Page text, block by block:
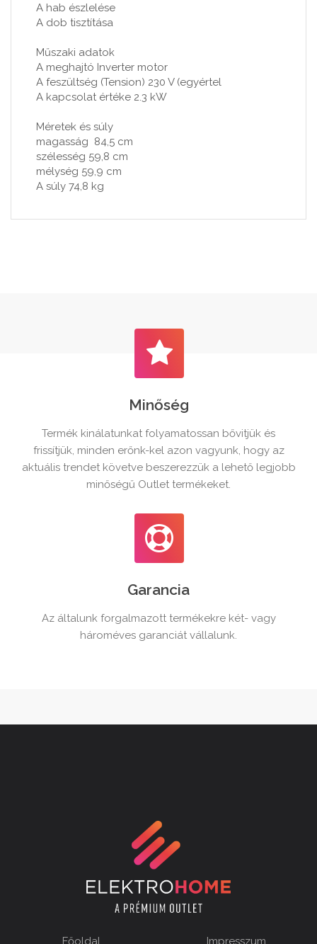
A hab észlelése
A dob tisztítása
Műszaki adatok
A meghajtó Inverter motor
A feszültség (Tension) 230 V (egyértel
A kapcsolat értéke 2.3 kW
Méretek és súly
magasság 84,5 cm
szélesség 59,8 cm
mélység 59,9 cm
A súly 74,8 kg
Minőség
Termék kinálatunkat folyamatossan bővitjük és
frissítjük, minden erőnk-kel azon vagyunk, hogy az
aktuális trendet követve beszerezzük a lehető legjobb
minőségű Outlet termékeket.
Garancia
Az általunk forgalmazott termékekre két- vagy
hároméves garanciát vállalunk.
Főoldal Impresszum